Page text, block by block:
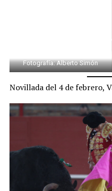
Fotografía: Alberto Simón
Novillada del 4 de febrero,